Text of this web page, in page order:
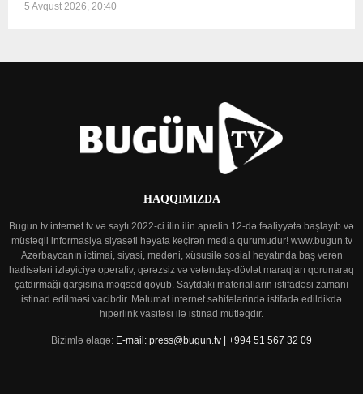
5 Avqust 2026, 20:40
HAQQIMIZDA
Bugun.tv internet tv və saytı 2022-ci ilin ilin aprelin 12-də fəaliyyətə başlayıb və
müstəqil informasiya siyasəti həyata keçirən media qurumudur! www.bugun.tv
Azərbaycanın ictimai, siyasi, mədəni, xüsusilə sosial həyatında baş verən
hadisələri izləyiciyə operativ, qərəzsiz və vətəndaş-dövlət maraqları qorunaraq
çatdırmağı qarşısına məqsəd qoyub. Saytdakı materialların istifadəsi zamanı
istinad edilməsi vacibdir. Məlumat internet səhifələrində istifadə edildikdə
hiperlink vasitəsi ilə istinad mütləqdir.
Bizimlə əlaqə: E-mail: press@bugun.tv | +994 51 567 32 09